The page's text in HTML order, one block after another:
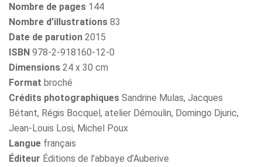
Nombre de pages 144
Nombre d’illustrations 83
Date de parution 2015
ISBN 978-2-918160-12-0
Dimensions 24 x 30 cm
Format broché
Crédits photographiques Sandrine Mulas, Jacques
Bétant, Régis Bocquel, atelier Démoulin, Domingo Djuric,
Jean-Louis Losi, Michel Poux
Langue français
Éditeur Éditions de l’abbaye d’Auberive